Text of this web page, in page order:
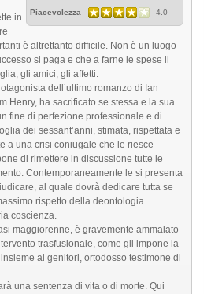
Piacevolezza 4.0
in
è altrettanto difficile. Non è un luogo
si paga e che a farne le spese il
gli amici, gli affetti.
dell’ultimo romanzo di Ian
Henry, ha sacrificato se stessa e la sua
fine di perfezione professionale e di
dei sessant’anni, stimata, rispettata e
a una crisi coniugale che le riesce
di rimettere in discussione tutte le
Contemporaneamente le si presenta
al quale dovrà dedicare tutta se
rispetto della deontologia
coscienza.
maggiorenne, è gravemente ammalato
trasfusionale, come gli impone la
ai genitori, ortodosso testimone di
una sentenza di vita o di morte. Qui